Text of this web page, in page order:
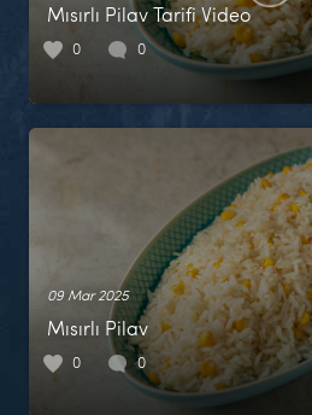
Mısırlı Pilav Tarifi Video
0 0
09 Mar 2025
Mısırlı Pilav
0 0